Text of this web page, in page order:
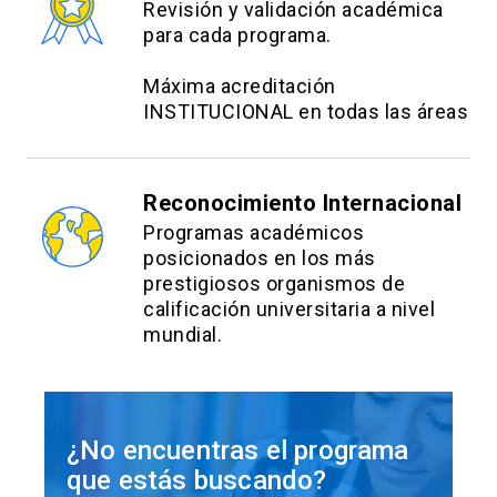
temáticas tratadas:
1 control módulo 3 - (20%) Este control posee 3
intentos.
1 control módulo 4 - (20%) Este control posee 3
1 examen final - (20%) El examen se realiza con
Revisión y validación académica
para cada programa.
Máxima acreditación
INSTITUCIONAL en todas las áreas
Reconocimiento Internacional
Programas académicos
posicionados en los más
prestigiosos organismos de
calificación universitaria a nivel
mundial.
¿No encuentras el programa
que estás buscando?